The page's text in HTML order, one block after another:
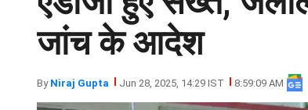
जांच के आदेश
By Niraj Gupta Jun 28, 2025, 14:29 IST 8:59:09 AM